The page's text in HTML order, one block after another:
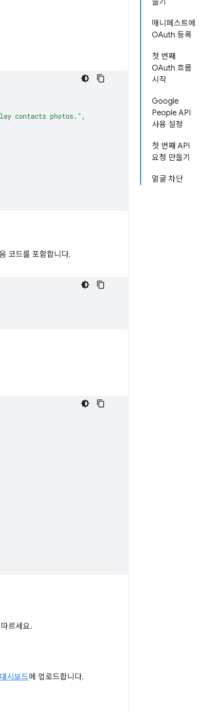
들기
매니페스트에
OAuth 등록
첫 번째
OAuth 흐름
시작
Google
People API
사용 설정
첫 번째 API
요청 만들기
얼굴 차단
contacts photos." ,
코드를 포함합니다.
르세요.
시보드에 업로드합니다.